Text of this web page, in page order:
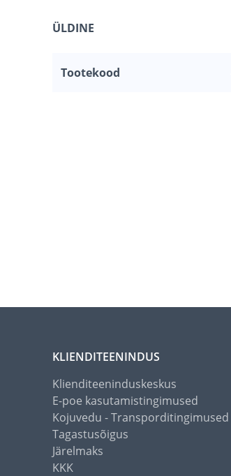
ÜLDINE
Tootekood
KLIENDITEENINDUS
Klienditeeninduskeskus
E-poe kasutamistingimused
Kojuvedu - Transporditingimused
Tagastusõigus
Järelmaks
KKK